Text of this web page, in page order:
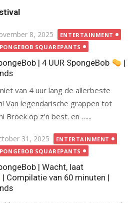
8, 2025
ENTERTAINMENT
SQUAREPANTS
| 4 UUR SpongeBob
|
van 4 uur lang de allerbeste
Van legendarische grappen tot
Broek op z’n best. en …...
31, 2025
ENTERTAINMENT
SQUAREPANTS
| Wacht, laat
| Compilatie van 60 minuten |